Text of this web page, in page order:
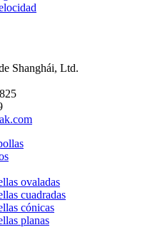
Shanghái, Ltd.
ovaladas
cuadradas
cónicas
planas